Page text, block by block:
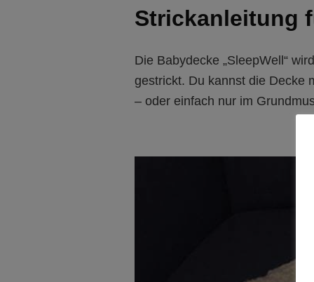
Strickanleitung
Die Babydecke „SleepWell“
gestrickt. Du kannst die Decke
– oder einfach nur im